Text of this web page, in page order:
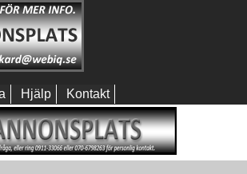
Hjälp Kontakt